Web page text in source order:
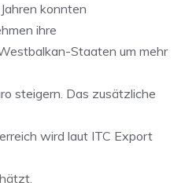
konnten
ihre
Staaten um mehr
steigern. Das zusätzliche
wird laut ITC Export